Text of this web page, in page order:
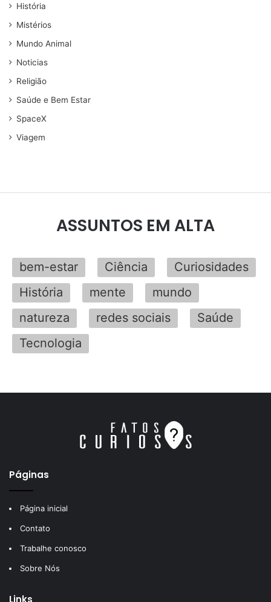
História
Mistérios
Mundo Animal
Noticias
Religião
Saúde e Bem Estar
SpaceX
Viagem
ASSUNTOS EM ALTA
bem-estar Ciência
Curiosidades
História
mente
mundo
natureza
redes sociais
Saúde
Tecnologia
Páginas
Página inicial
Contato
Trabalhe conosco
Sobre Nós
Links